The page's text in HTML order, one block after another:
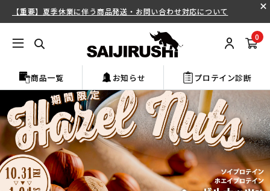
【重要】夏季休業に伴う商品発送・お問い合わせ対応について
0
商品一覧 お知らせ プロテイン診断